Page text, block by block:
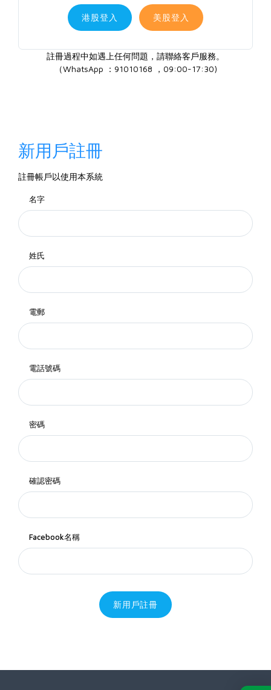
港股登入 美股登入
註冊過程中如遇上任何問題，請聯絡客戶服務。
（WhatsApp ：91010168 ，09:00-17:30)
新用戶註冊
註冊帳戶以使用本系統
名字
姓氏
電郵
電話號碼
密碼
確認密碼
Facebook名稱
新用戶註冊